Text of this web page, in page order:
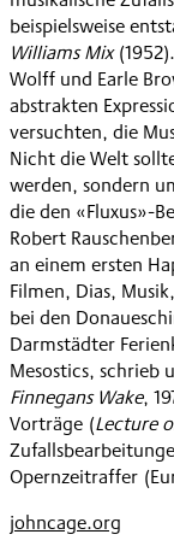
beispielsweise
Williams Mix
Wolff und Earle
abstrakten
versuchten, die
Nicht die Welt
werden, sondern
die den «Fluxus»-
Robert
an einem ersten
Filmen, Dias,
bei den
Darmstädter
Mesostics, schrieb
Finnegans Wake,
Vorträge (Lecture
Opernzeitraffer
johncage.org